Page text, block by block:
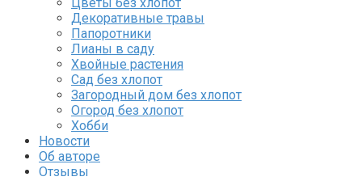
Цветы без хлопот
Декоративные травы
Папоротники
Лианы в саду
Хвойные растения
Сад без хлопот
Загородный дом без хлопот
Огород без хлопот
Хобби
Новости
Об авторе
Отзывы